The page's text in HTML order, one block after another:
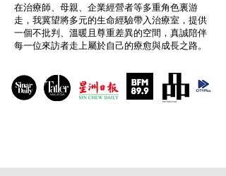
在治療師、母親、企業經營者等多重角色裏游
走，我冀望將多元的生命經驗帶入治療室，提供
一個不批判、溫暖且尊重差異的空間，真誠陪伴
每一位來訪者走上屬於自己的療愈與成長之路。